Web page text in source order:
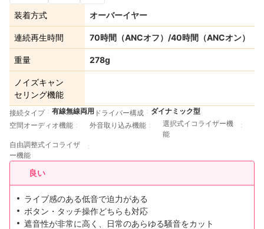
装着方式 オーバーイヤー
連続再生時間 70時間（ANCオフ）/40時間（ANCオン）
重量 278g
ノイズキャン
セリング機能
接続タイプ 有線無線両用 ドライバー構成
ダイナミック型
空間オーディオ機能
外音取り込み機能
選択式イコライザー機
能
自由調整式イコライザ
ー機能
良い
ライブ感のある低音で迫力がある
ボタン・タッチ操作どちらも対応
遮音性が非常に高く、日常のあらゆる騒音をカット